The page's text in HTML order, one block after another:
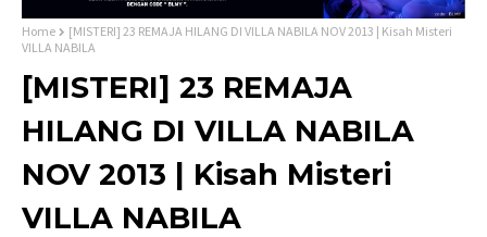
Home
[MISTERI] 23 REMAJA HILANG DI VILLA NABILA NOV 2013 | Kisah Misteri
VILLA NABILA
[MISTERI] 23 REMAJA
HILANG DI VILLA NABILA
NOV 2013 | Kisah Misteri
VILLA NABILA